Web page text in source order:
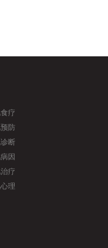
疗
防
断
因
疗
理